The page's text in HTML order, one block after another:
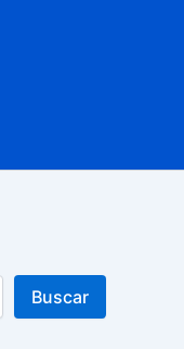
Buscar